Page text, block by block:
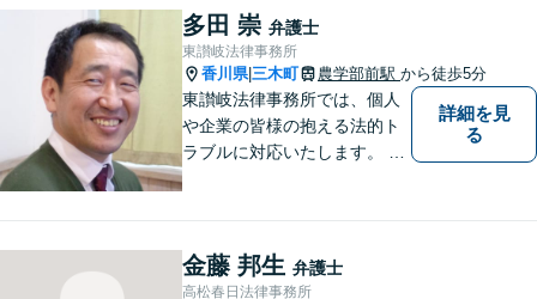
多田 崇 弁護士
東讃岐法律事務所
香川県| 三木町 農学部前駅 から徒歩5分
東讃岐法律事務所では、個人
や企業の皆様の抱える法的ト
ラブルに対応いたします。 高
詳細を見
る
金藤 邦生 弁護士
高松春日法律事務所